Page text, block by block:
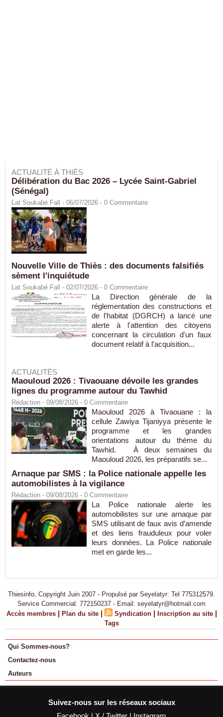
ACTUALITÉ À THIÈS
Délibération du Bac 2026 – Lycée Saint-Gabriel
(Sénégal)
Lat Soukabé Fall - 06/07/2026 - 0 Commentaire
Nouvelle Ville de Thiès : des documents falsifiés
sèment l'inquiétude
Lat Soukabé Fall - 02/07/2026 - 0 Commentaire
La Direction générale de la
réglementation des constructions et
de l'habitat (DGRCH) a lancé une
alerte à l'attention des citoyens
concernant la circulation d'un faux
document relatif à l'acquisition...
ACTUALITÉS
Maouloud 2026 : Tivaouane dévoile les grandes
lignes du programme autour du Tawhid
Rédaction - 09/08/2026 - 0 Commentaire
Maouloud 2026 à Tivaouane : la
cellule Zawiya Tijaniyya présente le
programme et les grandes
orientations autour du thème du
Tawhid. À deux semaines du
Maouloud 2026, les préparatifs se...
Arnaque par SMS : la Police nationale appelle les
automobilistes à la vigilance
Rédaction - 09/08/2026 - 0 Commentaire
La Police nationale alerte les
automobilistes sur une arnaque par
SMS utilisant de faux avis d’amende
et des liens frauduleux pour voler
leurs données. La Police nationale
met en garde les...
Thiesinfo, Copyright Juin 2007 - Propulsé par Seyelatyr: Tel 775312579.
Service Commercial: 772150237 - Email: seyelatyr@hotmail.com
Accès membres | Plan du site | Syndication | Inscription au site |
Tags
Qui Sommes-nous?
Contactez-nous
Auteurs
Suivez-nous sur les réseaux sociaux